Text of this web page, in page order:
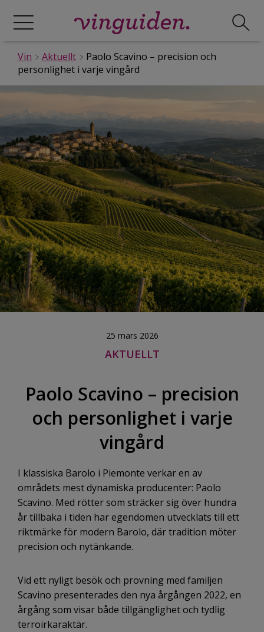
Vin Aktuellt
Paolo Scavino – precision och
personlighet i varje vingård
25 mars 2026
AKTUELLT
Paolo Scavino – precision
och personlighet i varje
vingård
I klassiska Barolo i Piemonte verkar en av
områdets mest dynamiska producenter: Paolo
Scavino. Med rötter som sträcker sig över hundra
år tillbaka i tiden har egendomen utvecklats till ett
riktmärke för modern Barolo, där tradition möter
precision och nytänkande.
Vid ett nyligt besök och provning med familjen
Scavino presenterades den nya årgången 2022, en
årgång som visar både tillgänglighet och tydlig
terroirkaraktär.